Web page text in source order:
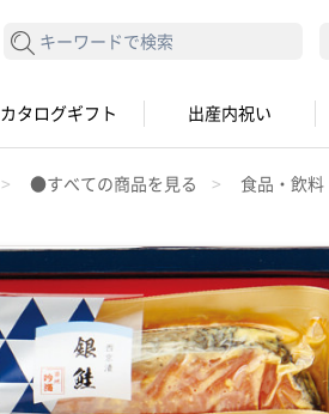
検索する
カタログギフト 出産内祝い
●すべての商品を見る 食品・飲料